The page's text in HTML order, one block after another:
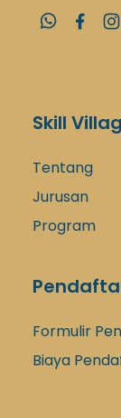
Skill
Tentang
Jurusan
Program
Formulir
Biaya